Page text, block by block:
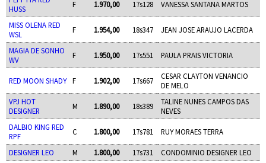
HUSS
F 1.970,00 17s128 VANESSA SANTANA MARTOS
MISS OLENA RED
WSL
F 1.954,00 18s347 JEAN JOSE ARAUJO LACERDA
MAGIA DE SONHO
WV
F 1.950,00 17s551 PAULA PRAIS VICTORIA
RED MOON SHADY F 1.902,00 17s667
CESAR CLAYTON VENANCIO
DE MELO
VPJ HOT
DESIGNER
M 1.890,00 18s389
TALINE NUNES CAMPOS DAS
NEVES
DALBIO KING RED
RPF
C 1.800,00 17s781 RUY MORAES TERRA
DESIGNER LEO M 1.800,00 17s731
CONDOMINIO DESIGNER LEO